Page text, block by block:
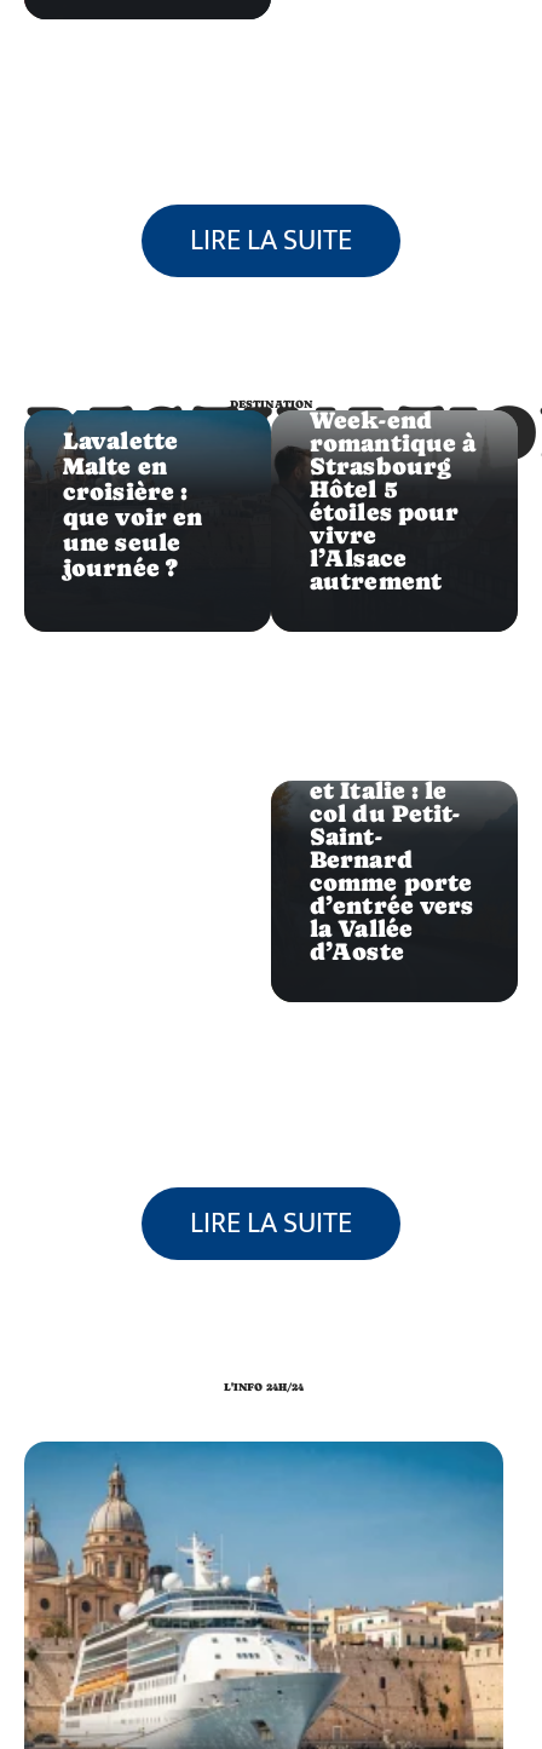
LIRE LA SUITE
DESTINATION
Destination
Lavalette
Malte en
croisière :
que voir en
une seule
journée ?
Week-end
romantique à
Strasbourg
Hôtel 5
étoiles pour
vivre
l’Alsace
autrement
et Italie : le
col du Petit-
Saint-
Bernard
comme porte
d’entrée vers
la Vallée
d’Aoste
LIRE LA SUITE
L'INFO 24H/24